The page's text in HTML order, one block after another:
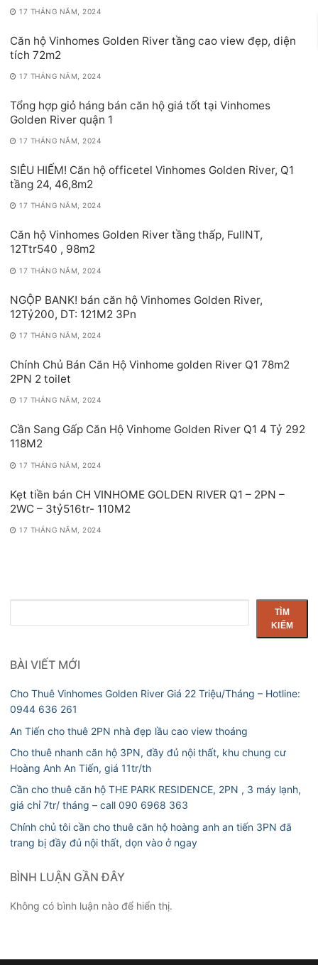
17 THÁNG NĂM, 2024
Căn hộ Vinhomes Golden River tầng cao view đẹp, diện
tích 72m2
17 THÁNG NĂM, 2024
Tổng hợp giỏ háng bán căn hộ giá tốt tại Vinhomes
Golden River quận 1
17 THÁNG NĂM, 2024
SIÊU HIẾM! Căn hộ officetel Vinhomes Golden River, Q1
tầng 24, 46,8m2
17 THÁNG NĂM, 2024
Căn hộ Vinhomes Golden River tầng thấp, FullNT,
12Ttr540 , 98m2
17 THÁNG NĂM, 2024
NGỘP BANK! bán căn hộ Vinhomes Golden River,
12Tỷ200, DT: 121M2 3Pn
17 THÁNG NĂM, 2024
Chính Chủ Bán Căn Hộ Vinhome golden River Q1 78m2
2PN 2 toilet
17 THÁNG NĂM, 2024
Cần Sang Gấp Căn Hộ Vinhome Golden River Q1 4 Tỷ 292
118M2
17 THÁNG NĂM, 2024
Kẹt tiền bán CH VINHOME GOLDEN RIVER Q1 – 2PN –
2WC – 3tỷ516tr- 110M2
17 THÁNG NĂM, 2024
kiếm
TÌM
KIẾM
BÀI VIẾT MỚI
Cho Thuê Vinhomes Golden River Giá 22 Triệu/Tháng – Hotline:
0944 636 261
An Tiến cho thuê 2PN nhà đẹp lầu cao view thoáng
Cho thuê nhanh căn hộ 3PN, đầy đủ nội thất, khu chung cư
Hoàng Anh An Tiến, giá 11tr/th
Cần cho thuê căn hộ THE PARK RESIDENCE, 2PN , 3 máy lạnh,
giá chỉ 7tr/ tháng – call 090 6968 363
Chính chủ tôi cần cho thuê căn hộ hoàng anh an tiến 3PN đã
trang bị đầy đủ nội thất, dọn vào ở ngay
BÌNH LUẬN GẦN ĐÂY
Không có bình luận nào để hiển thị.